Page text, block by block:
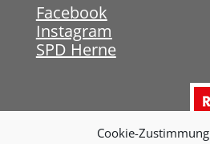
Cookie-Zustimmung
Facebook
Instagram
SPD Herne